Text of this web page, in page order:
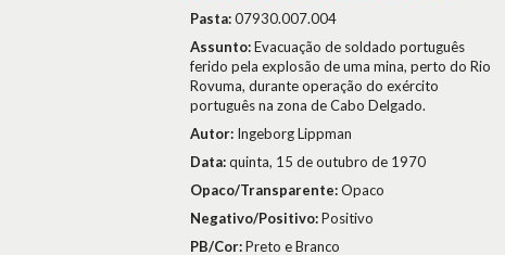
Pasta:07930.007.004
Assunto:Evacuação de soldado português
ferido pela explosão de uma mina, perto do Rio
Rovuma, durante operação do exército
português na zona de Cabo Delgado.
Autor: Ingeborg Lippman
Data:quinta, 15 de outubro de 1970
Opaco/Transparente:Opaco
Negativo/Positivo:Positivo
PB/Cor:Preto e Branco